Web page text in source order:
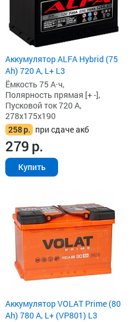
Аккумулятор ALFA Hybrid (75
Ah) 720 А, L+ L3
Ёмкость 75 А·ч,
Полярность прямая [+ -],
Пусковой ток 720 А,
278x175x190
258р. при сдаче акб
279р.
Купить
Аккумулятор VOLAT Prime (80
Ah) 780 А, L+ (VP801) L3